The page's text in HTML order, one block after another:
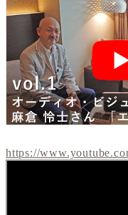
https://